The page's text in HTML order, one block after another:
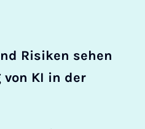
Risiken sehen
KI in der